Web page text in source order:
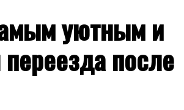
уютным и
после